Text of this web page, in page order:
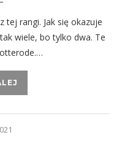
tej rangi. Jak się okazuje
wiele, bo tylko dwa. Te